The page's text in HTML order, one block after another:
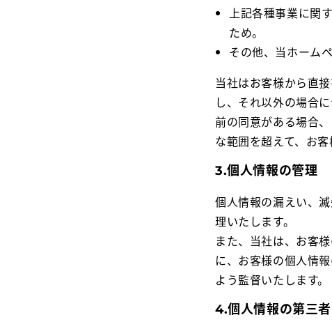
上記各種事業に関
ため。
その他、当ホーム
当社はお客様から直
し、それ以外の場合
前の同意がある場合
な範囲を超えて、お
3.個人情報の管理
個人情報の漏えい、
理いたします。
また、当社は、お客
に、お客様の個人情
よう監督いたします。
4.個人情報の第三